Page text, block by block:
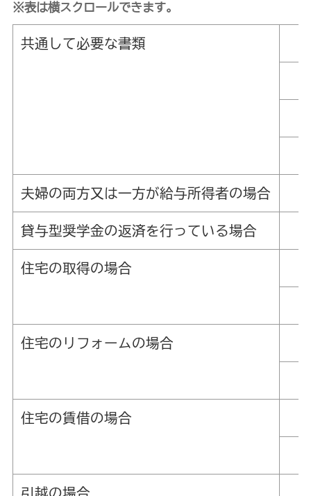
※表は横スクロールできます。
共通して必要な書類
夫婦の両方又は一方が給与所得者の場合
貸与型奨学金の返済を行っている場合
住宅の取得の場合
住宅のリフォームの場合
住宅の賃借の場合
引越の場合